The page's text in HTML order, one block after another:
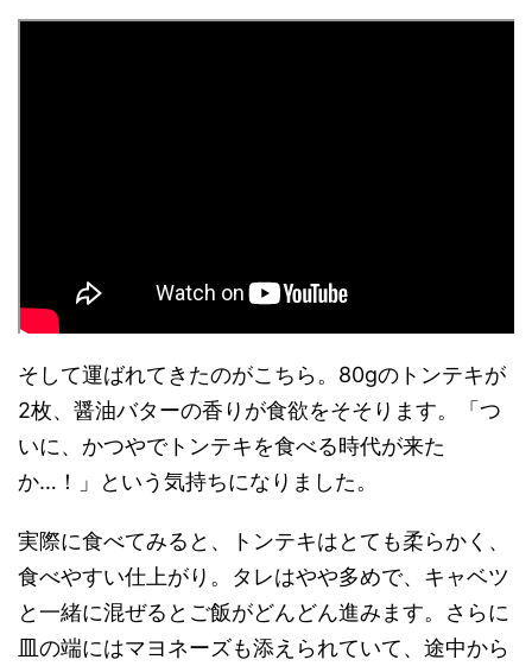
そして運ばれてきたのがこちら。80gのトンテキが
2枚、醤油バターの香りが食欲をそそります。「つ
いに、かつやでトンテキを食べる時代が来た
か…！」という気持ちになりました。
実際に食べてみると、トンテキはとても柔らかく、
食べやすい仕上がり。タレはやや多めで、キャベツ
と一緒に混ぜるとご飯がどんどん進みます。さらに
皿の端にはマヨネーズも添えられていて、途中から